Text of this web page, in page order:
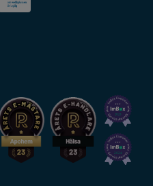
2024